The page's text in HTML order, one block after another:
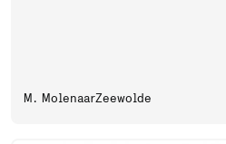
M. MolenaarZeewolde